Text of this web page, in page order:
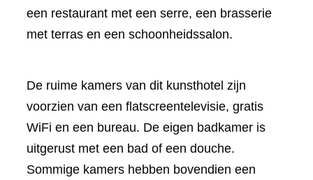
een restaurant met een serre, een brasserie
met terras en een schoonheidssalon.
De ruime kamers van dit kunsthotel zijn
voorzien van een flatscreentelevisie, gratis
WiFi en een bureau. De eigen badkamer is
uitgerust met een bad of een douche.
Sommige kamers hebben bovendien een